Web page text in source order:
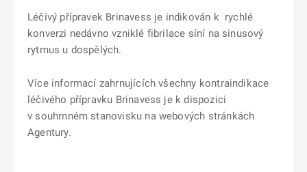
Léčivý přípravek Brinavess je indikován k rychlé
konverzi nedávno vzniklé fibrilace síní na sinusový
rytmus u dospělých.
Více informací zahrnujících všechny kontraindikace
léčivého přípravku Brinavess je k dispozici
v souhrnném stanovisku na webových stránkách
Agentury.